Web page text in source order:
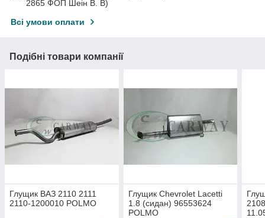
2865 ФОП Шеін В. В)
Всі умови оплати
Подібні товари компанії
Глущик ВАЗ 2110 2111
2110-1200010 POLMO
Глущик Chevrolet Lacetti
1.8 (сидан) 96553624
POLMO